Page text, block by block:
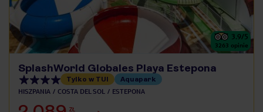
3.9/5
3263 opinie
SplashWorld Globales Playa Estepona
Tylko w TUI Aquapark
HISZPANIA COSTA DEL SOL ESTEPONA
ZŁ